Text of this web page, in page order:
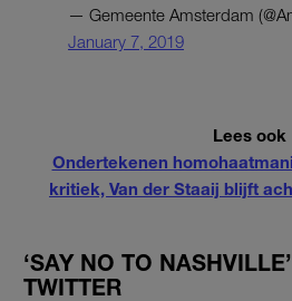
— Gemeente Amsterdam
January 7, 2019
Lees ook
Ondertekenen
kritiek, Van der Staaij blijft
‘SAY NO TO
TWITTER